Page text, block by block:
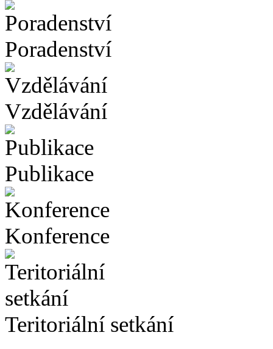
Poradenství
Vzdělávání
Publikace
Konference
Teritoriální setkání